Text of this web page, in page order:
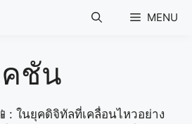
MENU
ชัน
📱: ในยุคดิจิทัลที่เคลื่อนไหวอย่าง